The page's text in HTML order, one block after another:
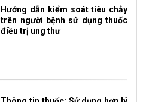
Hướng dẫn kiểm soát tiêu chảy
trên người bệnh sử dụng thuốc
điều trị ung thư